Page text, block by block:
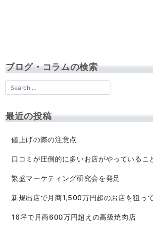
ブログ・コラムの検索
最近の投稿
値上げの際の注意点
口コミが圧倒的に多いお店がやっているこ
繁盛マーケティング研究会を発足
新規出店で月商1,500万円超のお店を狙っ
16坪で月商600万円超えの高級焼肉店